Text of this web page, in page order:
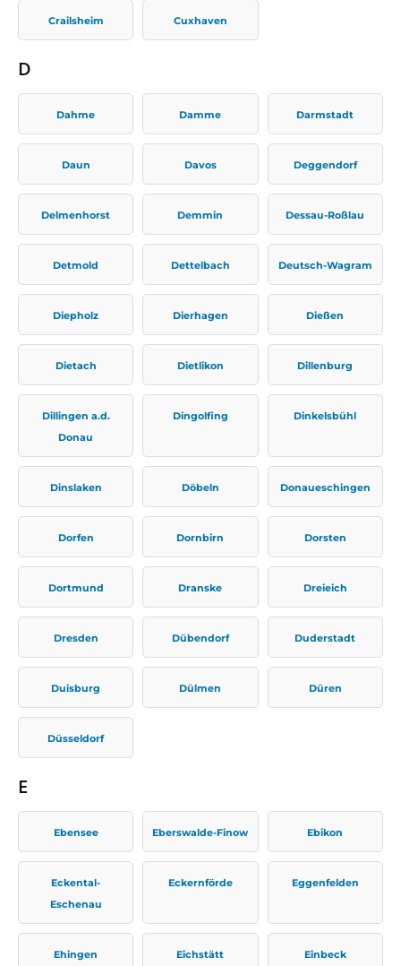
Crailsheim Cuxhaven
D
Dahme Damme Darmstadt
Daun Davos Deggendorf
Delmenhorst Demmin Dessau-Roßlau
Detmold Dettelbach Deutsch-Wagram
Diepholz Dierhagen Dießen
Dietach Dietlikon Dillenburg
Dillingen a.d.
Donau
Dingolfing Dinkelsbühl
Dinslaken Döbeln Donaueschingen
Dorfen Dornbirn Dorsten
Dortmund Dranske Dreieich
Dresden Dübendorf Duderstadt
Duisburg Dülmen Düren
Düsseldorf
E
Ebensee Eberswalde-Finow Ebikon
Eckental-
Eschenau
Eckernförde Eggenfelden
Ehingen Eichstätt Einbeck